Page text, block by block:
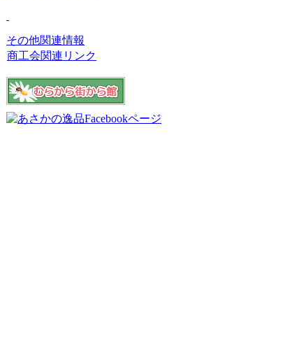
その他関連情報
商工会関連リンク